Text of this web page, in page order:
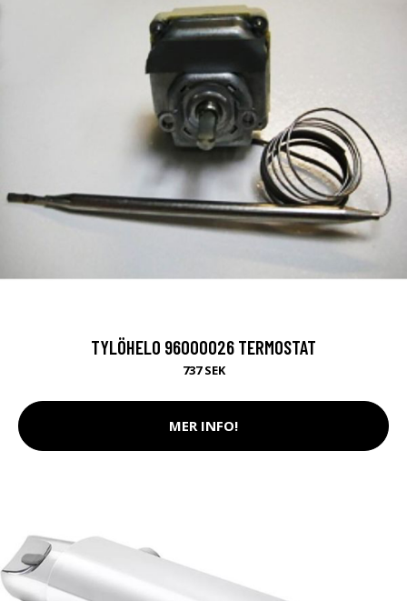
TYLÖHELO 96000026 TERMOSTAT
737 SEK
MER INFO!